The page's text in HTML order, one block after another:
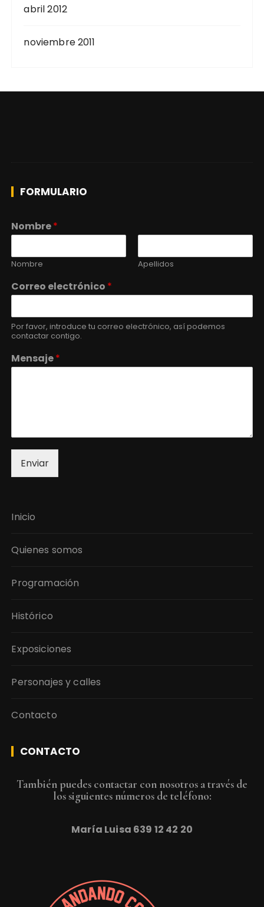
abril 2012
noviembre 2011
FORMULARIO
Nombre*
Nombre Apellidos
Correo electrónico *
Por favor, introduce tu correo electrónico, así podemos
contactar contigo.
Mensaje*
Enviar
Inicio
Quienes somos
Programación
Histórico
Exposiciones
Personajes y calles
Contacto
CONTACTO
También puedes contactar con nosotros a través de
los siguientes números de teléfono:
María Luisa 639 12 42 20